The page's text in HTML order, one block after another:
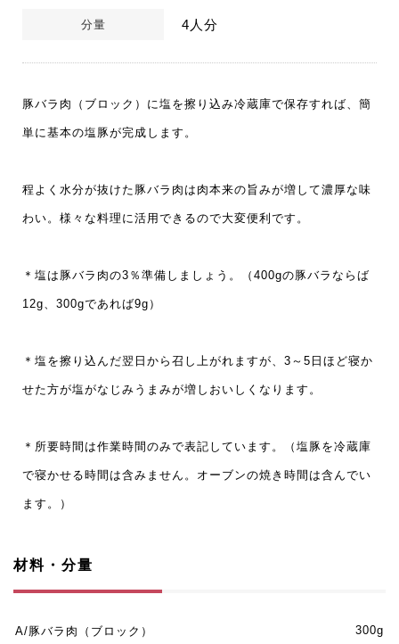
分量 4人分
豚バラ肉（ブロック）に塩を擦り込み冷蔵庫で保存すれば、簡
単に基本の塩豚が完成します。
程よく水分が抜けた豚バラ肉は肉本来の旨みが増して濃厚な味
わい。様々な料理に活用できるので大変便利です。
＊塩は豚バラ肉の3％準備しましょう。（400gの豚バラならば
12g、300gであれば9g）
＊塩を擦り込んだ翌日から召し上がれますが、3～5日ほど寝か
せた方が塩がなじみうまみが増しおいしくなります。
＊所要時間は作業時間のみで表記しています。（塩豚を冷蔵庫
で寝かせる時間は含みません。オーブンの焼き時間は含んでい
ます。）
材料・分量
A/豚バラ肉（ブロック） 300g